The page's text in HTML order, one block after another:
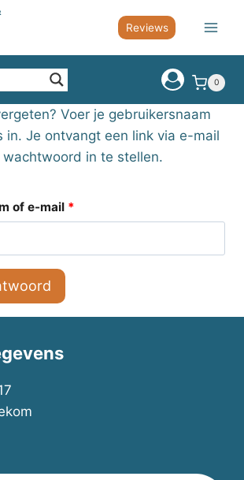
Reviews
0
Voer je gebruikersnaam
in. Je ontvangt een link via e-mail
in te stellen.
of e-mail *
i